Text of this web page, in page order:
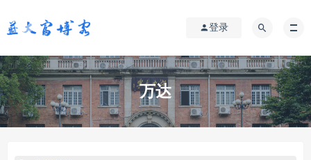
登录
万达